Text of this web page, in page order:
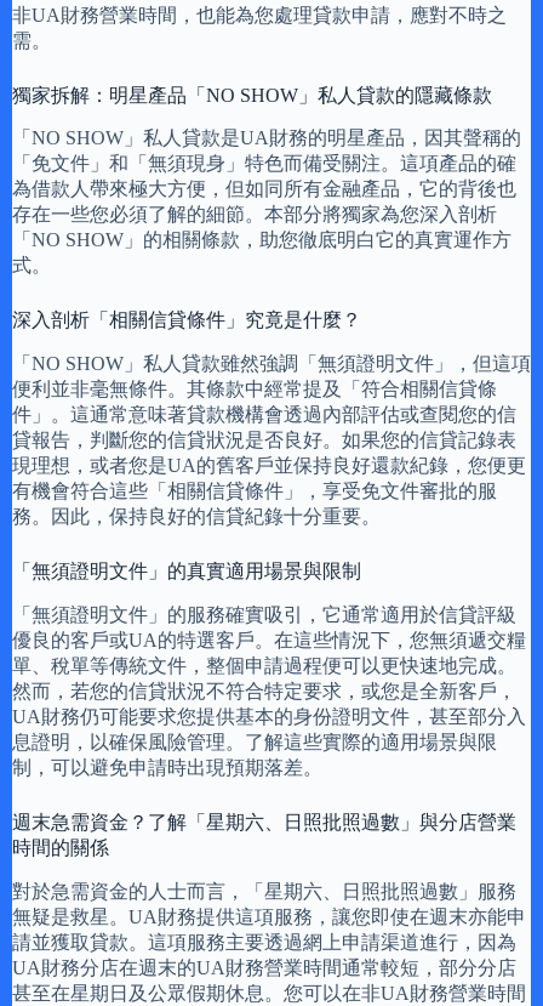
非UA財務營業時間，也能為您處理貸款申請，應對不時之
需。
獨家拆解：明星產品「NO SHOW」私人貸款的隱藏條款
「NO SHOW」私人貸款是UA財務的明星產品，因其聲稱的
「免文件」和「無須現身」特色而備受關注。這項產品的確
為借款人帶來極大方便，但如同所有金融產品，它的背後也
存在一些您必須了解的細節。本部分將獨家為您深入剖析
「NO SHOW」的相關條款，助您徹底明白它的真實運作方
式。
深入剖析「相關信貸條件」究竟是什麼？
「NO SHOW」私人貸款雖然強調「無須證明文件」，但這項
便利並非毫無條件。其條款中經常提及「符合相關信貸條
件」。這通常意味著貸款機構會透過內部評估或查閱您的信
貸報告，判斷您的信貸狀況是否良好。如果您的信貸記錄表
現理想，或者您是UA的舊客戶並保持良好還款紀錄，您便更
有機會符合這些「相關信貸條件」，享受免文件審批的服
務。因此，保持良好的信貸紀錄十分重要。
「無須證明文件」的真實適用場景與限制
「無須證明文件」的服務確實吸引，它通常適用於信貸評級
優良的客戶或UA的特選客戶。在這些情況下，您無須遞交糧
單、稅單等傳統文件，整個申請過程便可以更快速地完成。
然而，若您的信貸狀況不符合特定要求，或您是全新客戶，
UA財務仍可能要求您提供基本的身份證明文件，甚至部分入
息證明，以確保風險管理。了解這些實際的適用場景與限
制，可以避免申請時出現預期落差。
週末急需資金？了解「星期六、日照批照過數」與分店營業
時間的關係
對於急需資金的人士而言，「星期六、日照批照過數」服務
無疑是救星。UA財務提供這項服務，讓您即使在週末亦能申
請並獲取貸款。這項服務主要透過網上申請渠道進行，因為
UA財務分店在週末的UA財務營業時間通常較短，部分分店
甚至在星期日及公眾假期休息。您可以在非UA財務營業時間